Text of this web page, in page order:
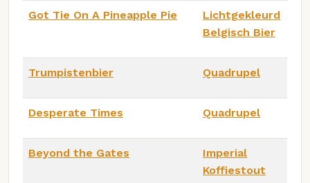
Got Tie On A Pineapple Pie
Lichtgekleurd
Belgisch Bier
Trumpistenbier Quadrupel
Desperate Times Quadrupel
Beyond the Gates
Imperial
Koffiestout